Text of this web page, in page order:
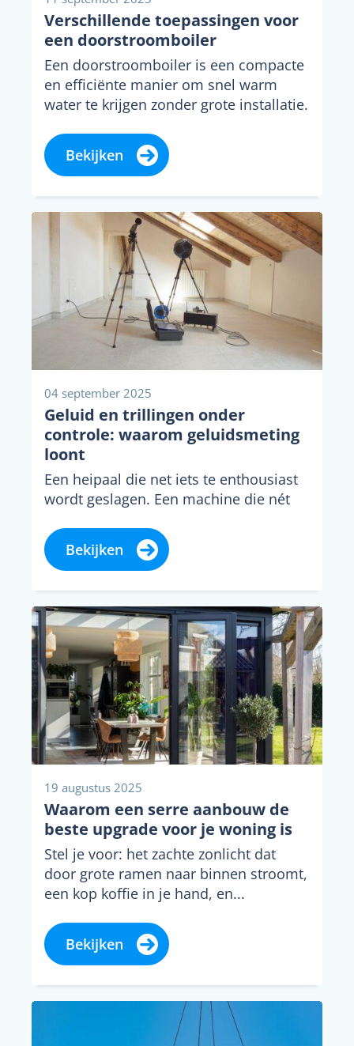
Verschillende toepassingen voor
een doorstroomboiler
Een doorstroomboiler is een compacte
en efficiënte manier om snel warm
water te krijgen zonder grote installatie.
Bekijken
04 september 2025
Geluid en trillingen onder
controle: waarom geluidsmeting
loont
Een heipaal die net iets te enthousiast
wordt geslagen. Een machine die nét
speaker...
Bekijken
19 augustus 2025
Waarom een serre aanbouw de
beste upgrade voor je woning is
Stel je voor: het zachte zonlicht dat
door grote ramen naar binnen stroomt,
een kop koffie in je hand, en...
Bekijken